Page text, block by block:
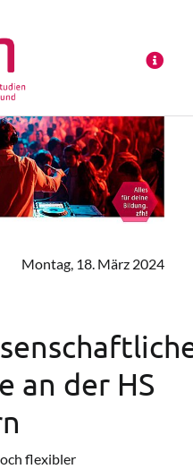
Montag, 18. März 2024
an der HS
flexibler